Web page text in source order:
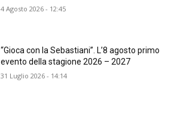
4 Agosto 2026 - 12:45
“Gioca con la Sebastiani”. L’8 agosto primo
evento della stagione 2026 – 2027
31 Luglio 2026 - 14:14